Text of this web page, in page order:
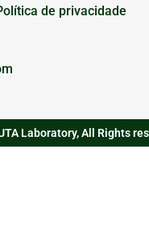
de privacidade
Laboratory, All Rights